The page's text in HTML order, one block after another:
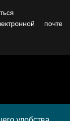
почте
социальных и